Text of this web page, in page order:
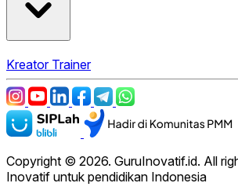
Kreator Trainer
Copyright © 2026. GuruInovatif.id. All
Inovatif untuk pendidikan Indonesia